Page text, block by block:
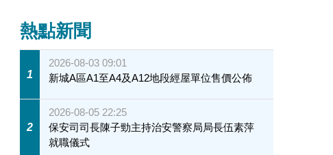
熱點新聞
1
2026-08-03 09:01
新城A區A1至A4及A12地段經屋單位售價公佈
2
2026-08-05 22:25
保安司司長陳子勁主持治安警察局局長伍素萍
就職儀式